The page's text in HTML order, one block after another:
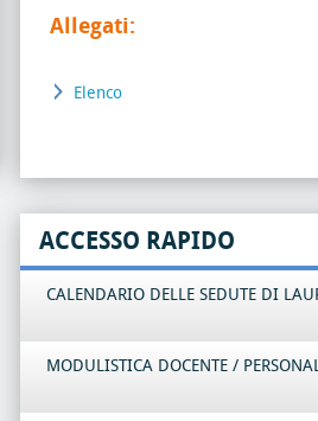
Allegati:
Elenco
ACCESSO RAPIDO
CALENDARIO DELLE SEDUTE DI
MODULISTICA DOCENTE /